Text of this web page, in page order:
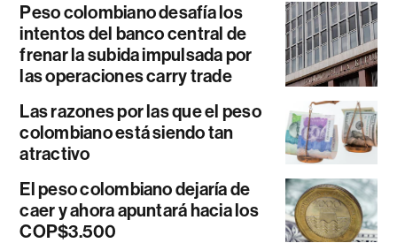
Peso colombiano desafía los
intentos del banco central de
frenar la subida impulsada por
las operaciones carry trade
Las razones por las que el peso
colombiano está siendo tan
atractivo
El peso colombiano dejaría de
caer y ahora apuntará hacia los
COP$3.500